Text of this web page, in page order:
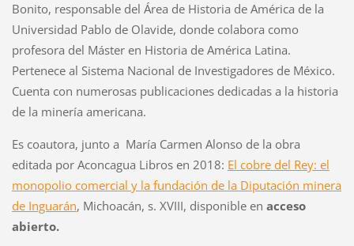
Bonito, responsable del Área de Historia de América de la
Universidad Pablo de Olavide, donde colabora como
profesora del Máster en Historia de América Latina.
Pertenece al Sistema Nacional de Investigadores de México.
Cuenta con numerosas publicaciones dedicadas a la historia
de la minería americana.
Es coautora, junto a María Carmen Alonso de la obra
editada por Aconcagua Libros en 2018: El cobre del Rey: el
monopolio comercial y la fundación de la Diputación minera
de Inguarán, Michoacán, s. XVIII, disponible en acceso
abierto.